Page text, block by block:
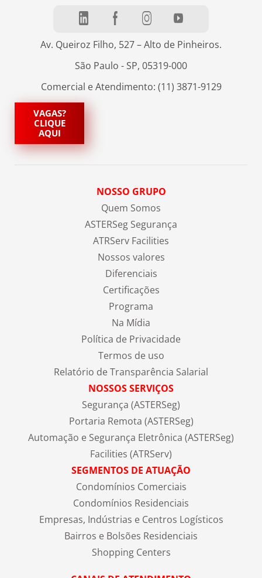
Av. Queiroz Filho, 527 – Alto de Pinheiros.
São Paulo - SP, 05319-000
Comercial e Atendimento: (11) 3871-9129
VAGAS?
CLIQUE
AQUI
NOSSO GRUPO
Quem Somos
ASTERSeg Segurança
ATRServ Facilities
Nossos valores
Diferenciais
Certificações
Programa
Na Mídia
Política de Privacidade
Termos de uso
Relatório de Transparência Salarial
NOSSOS SERVIÇOS
Segurança (ASTERSeg)
Portaria Remota (ASTERSeg)
Automação e Segurança Eletrônica (ASTERSeg)
Facilities (ATRServ)
SEGMENTOS DE ATUAÇÃO
Condomínios Comerciais
Condomínios Residenciais
Empresas, Indústrias e Centros Logísticos
Bairros e Bolsões Residenciais
Shopping Centers